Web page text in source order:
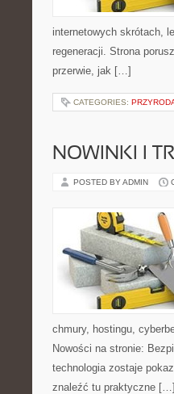
internetowych skrótach,
regeneracji. Strona
przerwie, jak […]
CATEGORIES:
NOWINKI I
POSTED BY ADMIN
chmury, hostingu,
Nowości na stronie:
technologia zostaje
znaleźć tu praktyczne […]